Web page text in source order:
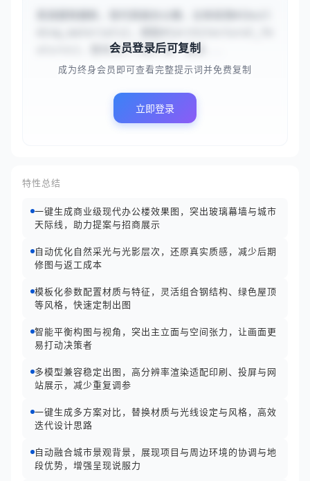
atures}，整体设计节能环保，强调...
会员登录后可复制
成为终身会员即可查看完整提示词并免费复制
立即登录
特性总结
一键生成商业级现代办公楼效果图，突出玻璃幕墙与城市
天际线，助力提案与招商展示
自动优化自然采光与光影层次，还原真实质感，减少后期
修图与返工成本
模板化参数配置材质与特征，灵活组合钢结构、绿色屋顶
等风格，快速定制出图
智能平衡构图与视角，突出主立面与空间张力，让画面更
易打动决策者
多模型兼容稳定出图，高分辨率渲染适配印刷、投屏与网
站展示，减少重复调参
一键生成多方案对比，替换材质与光线设定与风格，高效
迭代设计思路
自动融合城市景观背景，展现项目与周边环境的协调与地
段优势，增强呈现说服力